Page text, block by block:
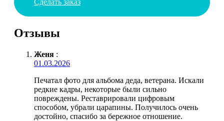
Отзывы
Женя :
01.03.2026
Печатал фото для альбома деда, ветерана. Искали
редкие кадры, некоторые были сильно
повреждены. Реставрировали цифровым
способом, убрали царапины. Получилось очень
достойно, спасибо за бережное отношение.